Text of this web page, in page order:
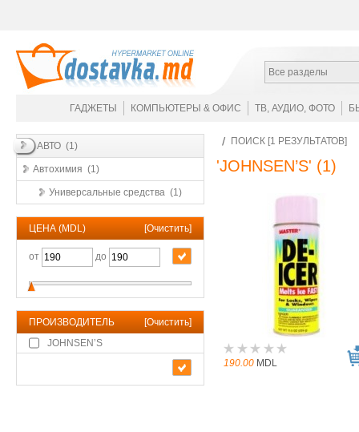
Все разделы
ГАДЖЕТЫ КОМПЬЮТЕРЫ & ОФИС ТВ, АУДИО, ФОТО
АВТО (1)
Автохимия (1)
Универсальные средства (1)
ЦЕНА (MDL) [Очистить]
от до
ПРОИЗВОДИТЕЛЬ [Очистить]
JOHNSEN’S
ПОИСК [1 РЕЗУЛЬТАТОВ]
'JOHNSEN’S' (1)
190.00 MDL